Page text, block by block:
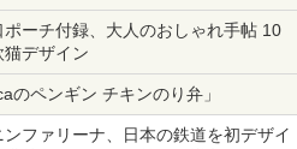
ポーチ付録、大人のおしゃれ手帖 10
猫デザイン
のペンギン チキンのり弁」
ファリーナ、日本の鉄道を初デザイ